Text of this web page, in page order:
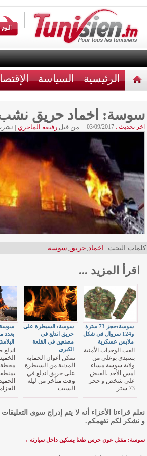
اليوم :
الرئيسية السياسة
سوسة: اخماد حريق
اخر تحديث : 03/09/2017 من قبلرفيقة الماجري |
كلمات البحث : اخماد;حريق;سوسة
اقرأ المزيد ...
بعدد
محطة
سوسة: السيطرة على
حريق اندلع في
مصنعين في القلعة
الكبرى
تمكن أعوان الحماية
المدنية من السيطرة
على حريق اندلع في
وقت متأخر من ليلة
السبت ...
سوسة:حجز 73 سترة
و124 سروال في شكل
ملابس عسكرية
القت الوحدات الأمنية
بسيدي بوعلي من
ولاية سوسة مساء
امس الأحد ،القبض
على شخص و حجز
73 ستر ...
نعلم قراءنا الأعزاء أنه لا يتم إدراج سوى التعليقات
و نشكر لكم تفهمكم.
سوسة: مقتل عون حرس طعنا بسكين داخل سيارته →